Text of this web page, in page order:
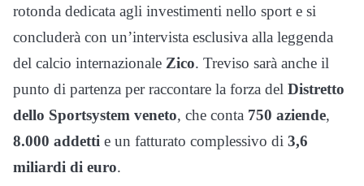
rotonda dedicata agli investimenti nello sport e si
concluderà con un’intervista esclusiva alla leggenda
del calcio internazionale Zico. Treviso sarà anche il
punto di partenza per raccontare la forza del Distretto
dello Sportsystem veneto, che conta 750 aziende,
8.000 addetti e un fatturato complessivo di 3,6
miliardi di euro.